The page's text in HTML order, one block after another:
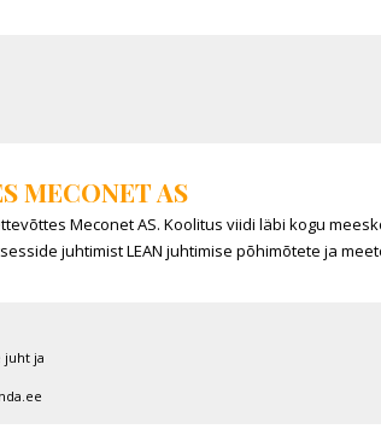
MECONET AS
Meconet AS. Koolitus viidi läbi kogu
juhtimist LEAN juhtimise põhimõtete ja
juht ja